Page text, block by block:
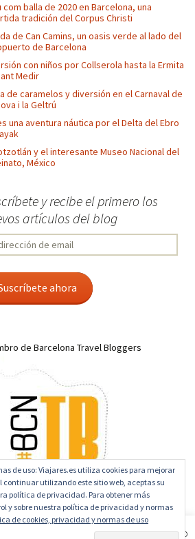
com balla de 2020 en Barcelona, una
tradición del Corpus Christi
de Can Camins, un oasis verde al lado del
de Barcelona
con niños por Collserola hasta la Ermita
Medir
de caramelos y diversión en el Carnaval de
i la Geltrú
una aventura náutica por el Delta del Ebro
y el interesante Museo Nacional del
México
y recibe el primero los
artículos del blog
ahora
de Barcelona Travel Bloggers
by Host-Fusion
mejorar la experiencia de navegación y uso
de uso: Viajares.es utiliza cookies para mejorar
continuar utilizando este sitio web, aceptas su
política de privacidad. Para obtener más
y sobre nuestra política de privacidad y normas
de cookies, privacidad y normas de uso